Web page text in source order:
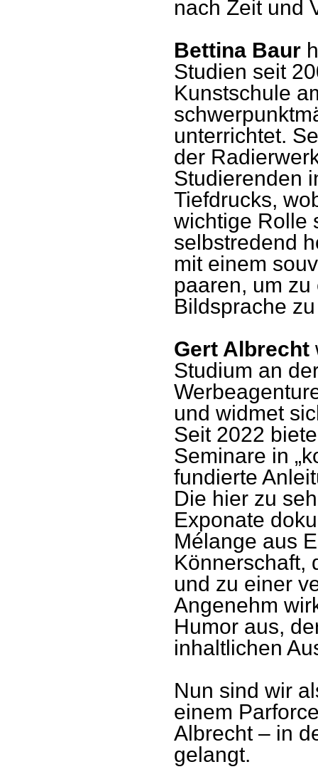
nach Zeit und
Bettina Baur
Studien seit
Kunstschule
unterrichtet.
der
Studierenden
Tiefdrucks,
wichtige Rolle
selbstredend
mit einem
paaren, um
Bildsprache
Gert Albrecht
Studium an
und widmet
Seit 2022
Seminare in
fundierte
Die hier zu
Exponate
Mélange aus
Könnerschaft,
und zu einer
Angenehm
Humor aus,
inhaltlichen
Nun sind wir
einem
Albrecht – in
gelangt.